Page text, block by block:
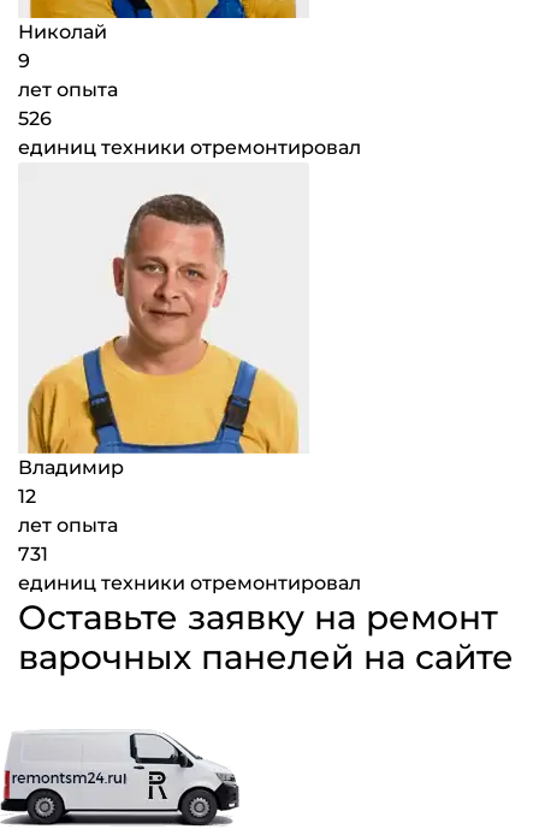
Николай
9
лет опыта
526
единиц техники отремонтировал
Владимир
12
лет опыта
731
единиц техники отремонтировал
Оставьте заявку на ремонт
варочных панелей на сайте